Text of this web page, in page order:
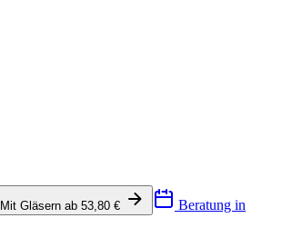
Mit Gläsern ab 53,80 € Beratung in